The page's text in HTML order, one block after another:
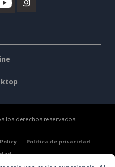
los derechos reservados.
Política de privacidad